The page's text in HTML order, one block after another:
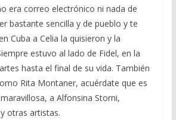
era correo electrónico ni nada de
bastante sencilla y de pueblo y te
Cuba a Celia la quisieron y la
estuvo al lado de Fidel, en la
hasta el final de su vida. También
Rita Montaner, acuérdate que es
a Alfonsina Storni,
otras artistas.